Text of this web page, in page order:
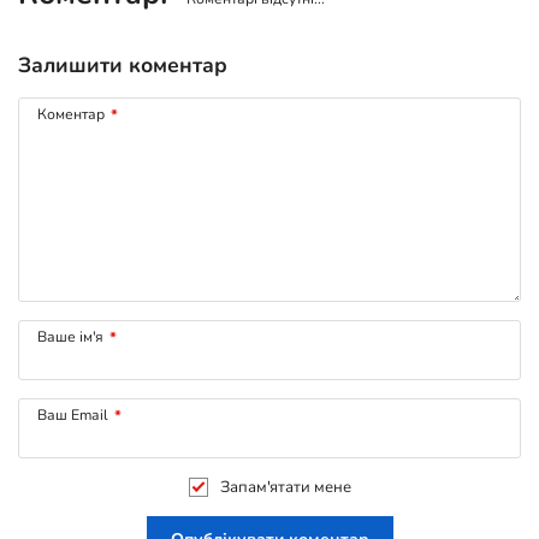
Залишити коментар
Коментар *
Ваше ім'я *
Ваш Email *
Запам'ятати мене